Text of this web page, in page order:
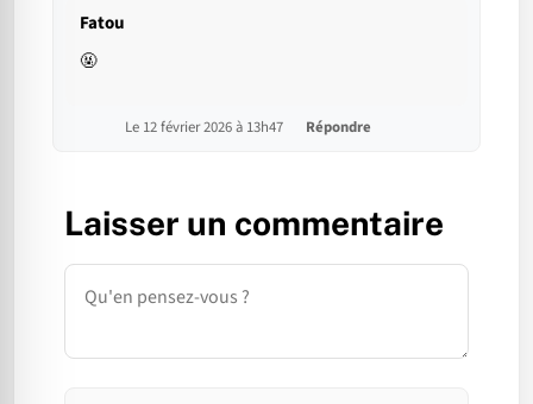
Fatou
🤬
Le 12 février 2026 à 13h47 Répondre
Laisser un commentaire
Commentaire